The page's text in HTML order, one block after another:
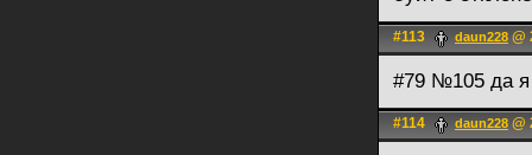
#113 daun228 @
#79 №105 да я
#114 daun228 @